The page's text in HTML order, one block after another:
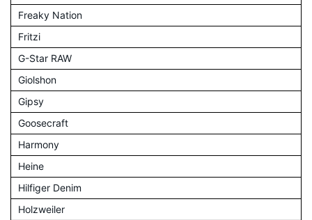
Freaky Nation
Fritzi
G-Star RAW
Giolshon
Gipsy
Goosecraft
Harmony
Heine
Hilfiger Denim
Holzweiler